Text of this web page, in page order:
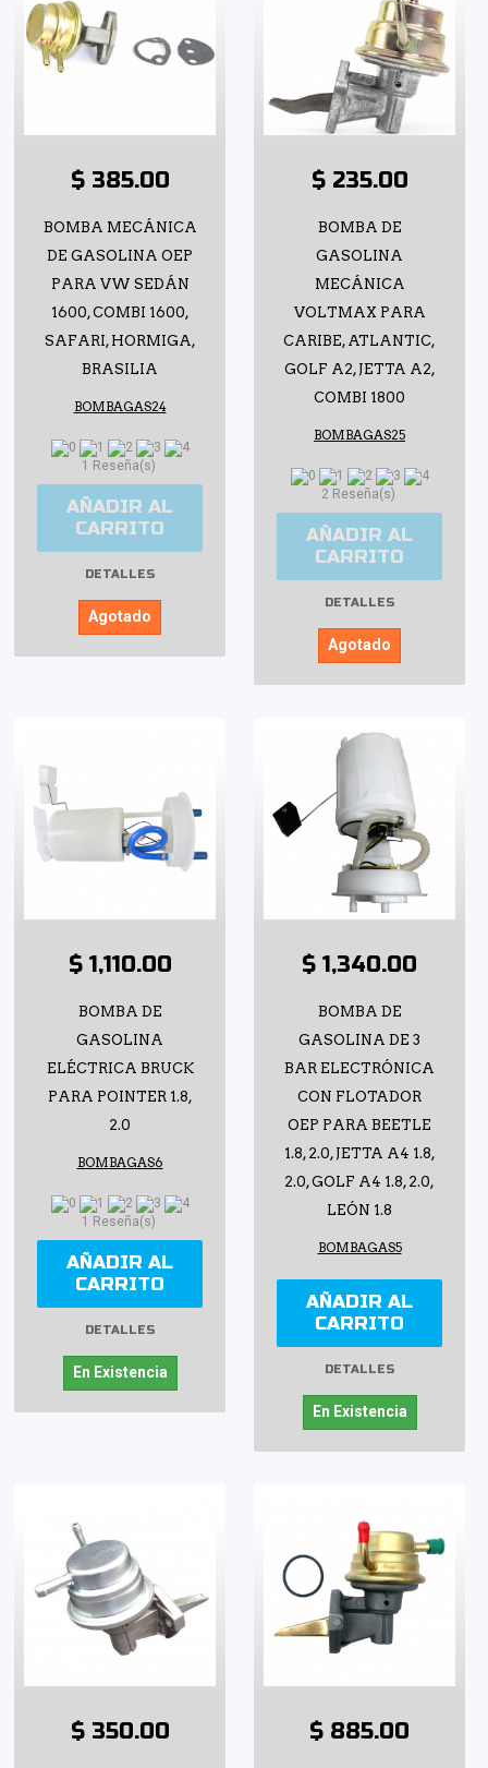
$ 385.00
BOMBA MECÁNICA
DE GASOLINA OEP
PARA VW SEDÁN
1600, COMBI 1600,
SAFARI, HORMIGA,
BRASILIA
BOMBAGAS24
1 Reseña(s)
AÑADIR AL
CARRITO
DETALLES
Agotado
$ 235.00
BOMBA DE
GASOLINA
MECÁNICA
VOLTMAX PARA
CARIBE, ATLANTIC,
GOLF A2, JETTA A2,
COMBI 1800
BOMBAGAS25
2 Reseña(s)
AÑADIR AL
CARRITO
DETALLES
Agotado
$ 1,110.00
BOMBA DE
GASOLINA
ELÉCTRICA BRUCK
PARA POINTER 1.8,
2.0
BOMBAGAS6
1 Reseña(s)
AÑADIR AL
CARRITO
DETALLES
En Existencia
$ 1,340.00
BOMBA DE
GASOLINA DE 3
BAR ELECTRÓNICA
CON FLOTADOR
OEP PARA BEETLE
1.8, 2.0, JETTA A4 1.8,
2.0, GOLF A4 1.8, 2.0,
LEÓN 1.8
BOMBAGAS5
AÑADIR AL
CARRITO
DETALLES
En Existencia
$ 350.00 $ 885.00